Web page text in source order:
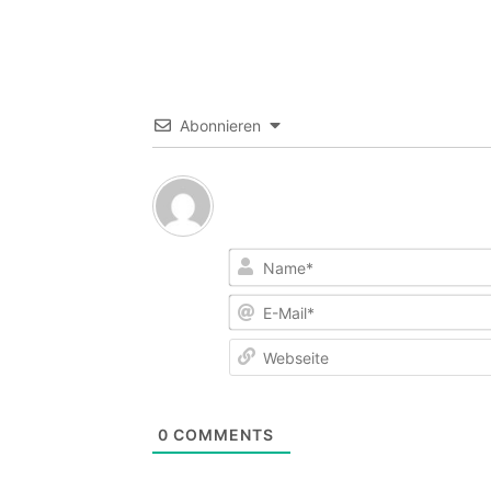
Abonnieren
0 COMMENTS